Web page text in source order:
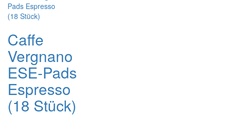
Caffe
Vergnano
ESE-Pads
Espresso
(18 Stück)